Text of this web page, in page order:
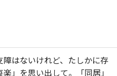
障はないけれど、たしかに存
」を思い出して。「同居」